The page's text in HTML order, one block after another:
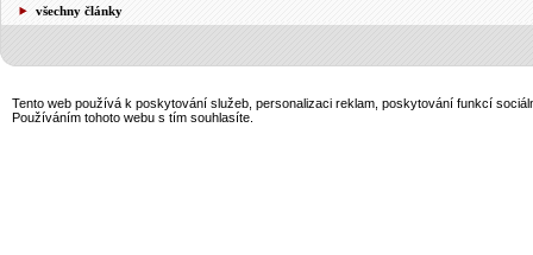
všechny články
Tento web používá k poskytování služeb, personalizaci reklam, poskytování funkcí
Používáním tohoto webu s tím souhlasíte.